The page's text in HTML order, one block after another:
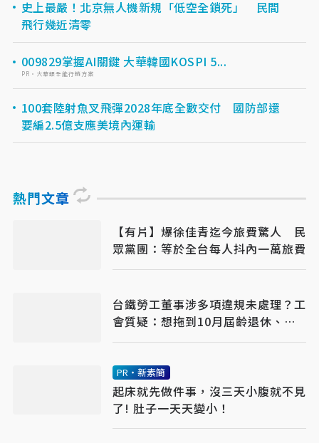
史上最嚴！北京無人機新規「低空全鎖死」 民間
飛行幾近清零
009829掌握AI關鍵 大華韓國KOSPI 5...
PR・大華銀全能行銷方案
100套陸射魚叉飛彈2028年底全數交付 國防部還
要編2.5億支應美境內運輸
熱門文章
【有片】爆徐佳青迄今旅費驚人 民
眾黨團：等於全台每人抖內一萬旅費
台鐵勞工董事涉多項違規未處理？工
會質疑：想拖到10月屆齡退休、領
終身俸
PR・新素簡
起床就先做件事，沒三天小腹就不見
了! 肚子一天天變小！